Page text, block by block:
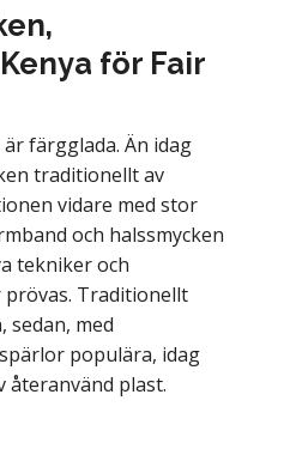
för Fair
färgglada. Än idag
traditionellt av
vidare med stor
och halssmycken
tekniker och
Traditionellt
sedan, med
populära, idag
återanvänd plast.